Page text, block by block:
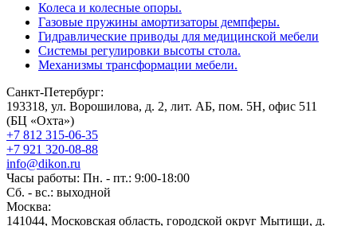
Колеса и колесные опоры.
Газовые пружины амортизаторы демпферы.
Гидравлические приводы для медицинской мебели
Системы регулировки высоты стола.
Механизмы трансформации мебели.
Санкт-Петербург:
193318, ул. Ворошилова, д. 2, лит. АБ, пом. 5Н, офис 511
(БЦ «Охта»)
+7 812 315-06-35
+7 921 320-08-88
info@dikon.ru
Часы работы: Пн. - пт.: 9:00-18:00
Сб. - вс.: выходной
Москва:
141044, Московская область, городской округ Мытищи, д.